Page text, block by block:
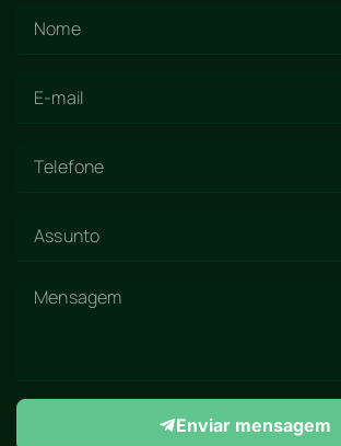
Enviar mensagem